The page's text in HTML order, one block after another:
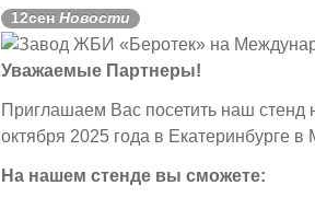
12сен Новости
Уважаемые Партнеры!
Приглашаем Вас посетить наш стенд
октября 2025 года в Екатеринбурге
На нашем стенде вы сможете: